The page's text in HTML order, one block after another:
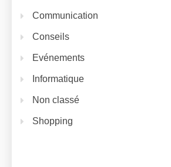
Communication
Conseils
Evénements
Informatique
Non classé
Shopping